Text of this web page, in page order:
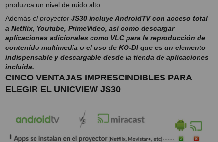
produzca un nivel de ruido alto.
Además el proyector JS30 incluye AndroidTV con acceso total
a Netflix, Youtube, PrimeVideo, así como descargar
aplicaciones adicionales como VLC para la reproducción de
contenido multimedia o el uso de KO-DI que es un elemento
indispensable y descargable desde la tienda de aplicaciones
incluida.
CINCO VENTAJAS IMPRESCINDIBLES PARA
ELEGIR EL UNICVIEW JS30